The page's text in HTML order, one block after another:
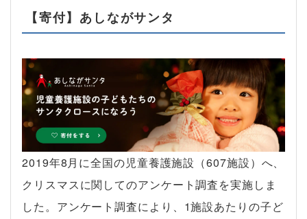
【寄付】あしながサンタ
2019年8月に全国の児童養護施設（607施設）へ、
クリスマスに関してのアンケート調査を実施しま
した。アンケート調査により、1施設あたりの子ど